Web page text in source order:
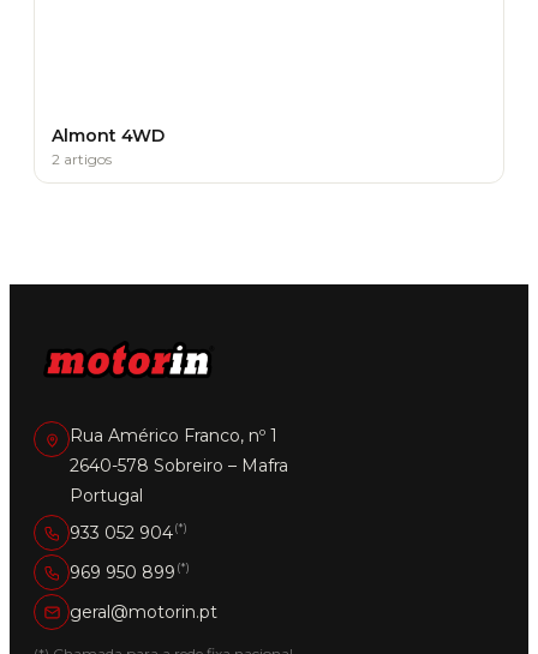
Almont 4WD
2 artigos
Rua Américo Franco, nº 1
2640-578 Sobreiro – Mafra
Portugal
933 052 904(*)
969 950 899 (*)
geral@motorin.pt